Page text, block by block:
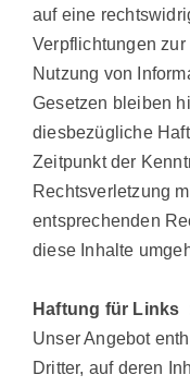
auf eine
Verpflichtungen
Nutzung von
Gesetzen bleiben
diesbezügliche
Zeitpunkt der
Rechtsverletzung
entsprechenden
diese Inhalte
Haftung für Links
Unser Angebot
Dritter, auf deren